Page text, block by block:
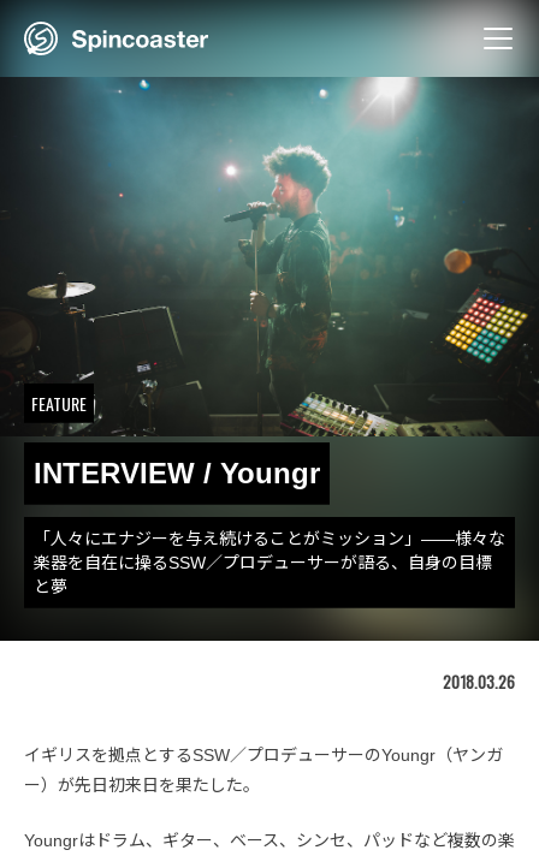
FEATURE
INTERVIEW / Youngr
「人々にエナジーを与え続けることがミッション」――様々な
楽器を自在に操るSSW／プロデューサーが語る、自身の目標
と夢
2018.03.26
イギリスを拠点とするSSW／プロデューサーのYoungr（ヤンガ
ー）が先日初来日を果たした。
Youngrはドラム、ギター、ベース、シンセ、パッドなど複数の楽